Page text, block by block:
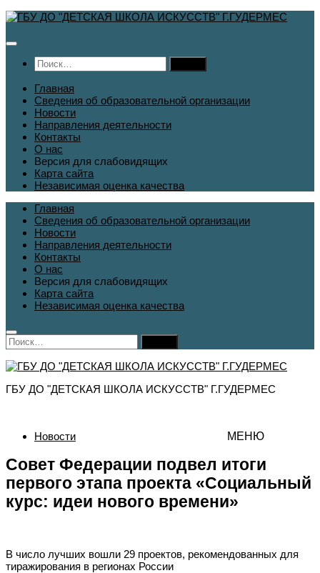
Перейти
содержимому
Найти:
Главная
Сведения об образовательной организации
Новости
Направления деятельности
Контакты
О нас
Версия для слабовидящих
Карта сайта
Независимая оценка качества
Главная
Сведения об образовательной организации
Новости
Направления деятельности
Контакты
О нас
Версия для слабовидящих
Карта сайта
Независимая оценка качества
Найти:
ГБУ ДО "ДЕТСКАЯ ШКОЛА ИСКУССТВ" Г.ГУДЕРМЕС
МЕНЮ
Новости
Совет Федерации подвел итоги
первого этапа проекта «Социальный
курс: идеи нового времени»
В число лучших вошли 29 проектов, рекомендованных для
тиражирования в регионах России